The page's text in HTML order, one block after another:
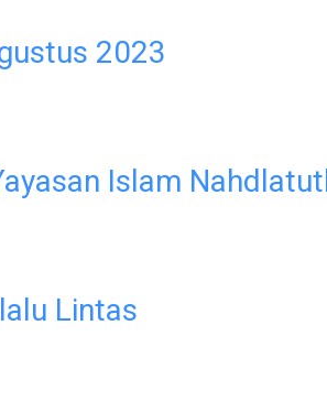
2023
Islam
Lintas